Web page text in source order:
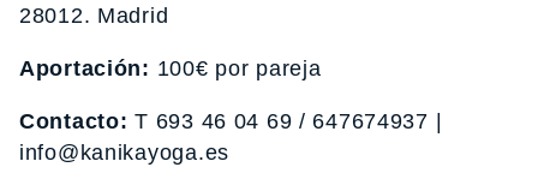
28012. Madrid
Aportación: 100€ por pareja
Contacto: T 693 46 04 69 / 647674937 |
info@kanikayoga.es